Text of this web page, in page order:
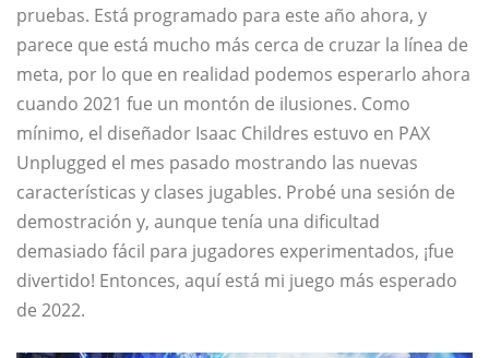
pruebas. Está programado para este año ahora, y
parece que está mucho más cerca de cruzar la línea de
meta, por lo que en realidad podemos esperarlo ahora
cuando 2021 fue un montón de ilusiones. Como
mínimo, el diseñador Isaac Childres estuvo en PAX
Unplugged el mes pasado mostrando las nuevas
características y clases jugables. Probé una sesión de
demostración y, aunque tenía una dificultad
demasiado fácil para jugadores experimentados, ¡fue
divertido! Entonces, aquí está mi juego más esperado
de 2022.